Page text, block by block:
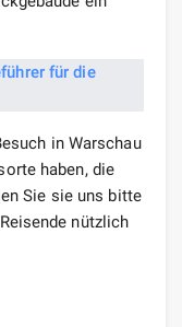
in Warschau
haben, die
Sie sie uns bitte
nützlich